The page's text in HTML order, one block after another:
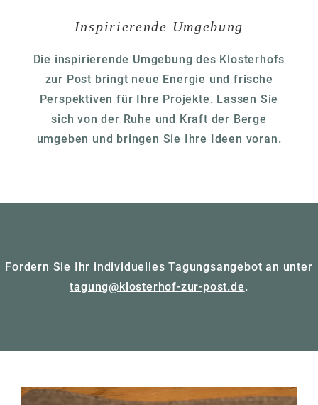
Inspirierende Umgebung
Die inspirierende Umgebung des Klosterhofs
zur Post bringt neue Energie und frische
Perspektiven für Ihre Projekte. Lassen Sie
sich von der Ruhe und Kraft der Berge
umgeben und bringen Sie Ihre Ideen voran.
Fordern Sie Ihr individuelles Tagungsangebot an unter
tagung@klosterhof-zur-post.de.